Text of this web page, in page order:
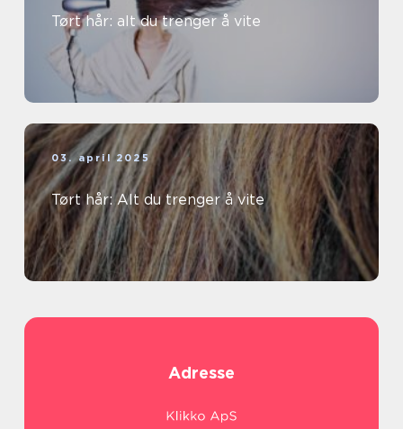
Tørt hår: alt du trenger å vite
03. april 2025
Tørt hår: Alt du trenger å vite
Adresse